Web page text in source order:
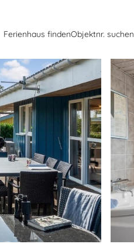
Ferienhaus findenObjektnr. suchen